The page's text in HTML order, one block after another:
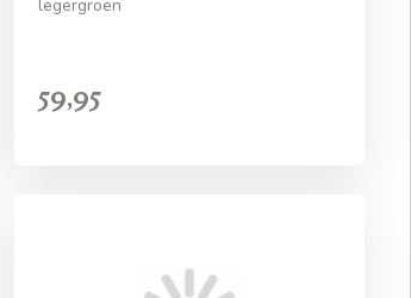
legergroen
59,95